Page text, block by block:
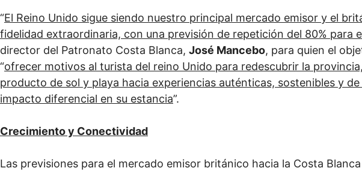
“El Reino Unido sigue siendo nuestro principal mercado emisor y el
fidelidad extraordinaria, con una previsión de repetición del 80% para
director del Patronato Costa Blanca, José Mancebo, para quien el
“ofrecer motivos al turista del reino Unido para redescubrir la
producto de sol y playa hacia experiencias auténticas, sostenibles y
impacto diferencial en su estancia”.
Crecimiento y Conectividad
Las previsiones para el mercado emisor británico hacia la Costa